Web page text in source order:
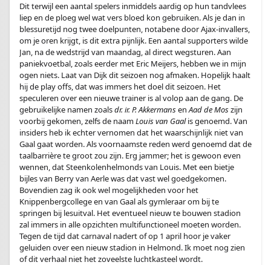
Dit terwijl een aantal spelers inmiddels aardig op hun tandvlees
liep en de ploeg wel wat vers bloed kon gebruiken. Als je dan in
blessuretijd nog twee doelpunten, notabene door Ajax-invallers,
om je oren krijgt, is dit extra pijnlijk. Een aantal supporters wilde
Jan, na de wedstrijd van maandag, al direct wegsturen. Aan
paniekvoetbal, zoals eerder met Eric Meijers, hebben we in mijn
ogen niets. Laat van Dijk dit seizoen nog afmaken. Hopelijk haalt
hij de play offs, dat was immers het doel dit seizoen. Het
speculeren over een nieuwe trainer is al volop aan de gang. De
gebruikelijke namen zoalsdr. ir. P. AkkermansenAad de Moszijn
voorbij gekomen, zelfs de naamLouis van Gaalis genoemd. Van
insiders heb ik echter vernomen dat het waarschijnlijk niet van
Gaal gaat worden. Als voornaamste reden werd genoemd dat de
taalbarrière te groot zou zijn. Erg jammer; het is gewoon even
wennen, dat Steenkolenhelmonds van Louis. Met een bietje
bijles van Berry van Aerle was dat vast wel goedgekomen.
Bovendien zag ik ook wel mogelijkheden voor het
Knippenbergcollege en van Gaal als gymleraar om bij te
springen bij lesuitval. Het eventueel nieuw te bouwen stadion
zal immers in alle opzichten multifunctioneel moeten worden.
Tegen de tijd dat carnaval nadert of op 1 april hoor je vaker
geluiden over een nieuw stadion in Helmond. Ik moet nog zien
of dit verhaal niet het zoveelste luchtkasteel wordt.